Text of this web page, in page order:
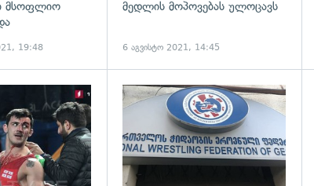
მსოფლიო
19:48
მედლის მოპოვებას ულოცავს
6 აგვისტო 2021, 14:45
გადახედვა